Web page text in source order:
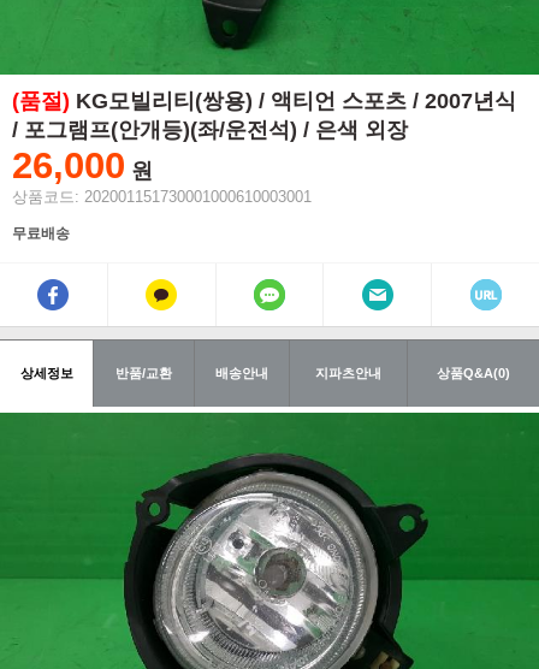
(품절) KG모빌리티(쌍용) / 액티언 스포츠 / 2007년식
/ 포그램프(안개등)(좌/운전석) / 은색 외장
26,000 원
상품코드: 202001151730001000610003001
무료배송
상세정보 반품/교환 배송안내 지파츠안내 상품Q&A(0)